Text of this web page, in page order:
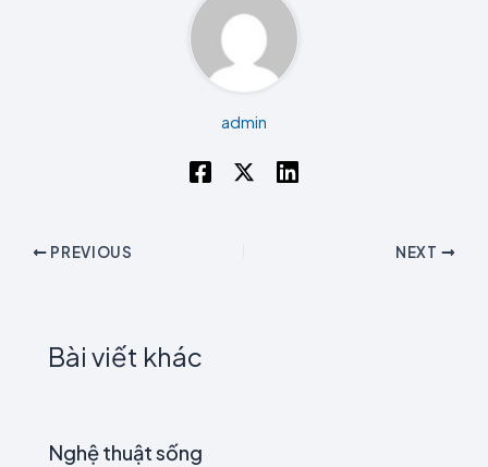
admin
PREVIOUS NEXT
Bài viết khác
Nghệ thuật sống